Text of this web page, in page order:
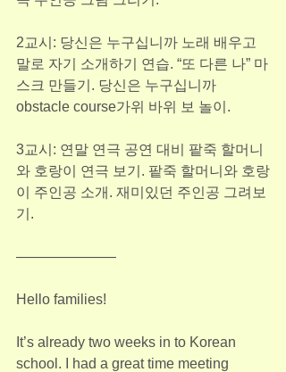
2교시: 당신은 누구십니까 노래 배우고
말로 자기 소개하기 연습. “또 다른 나” 마
스크 만들기. 당신은 누구십니까
obstacle course가위 바위 보 놀이.
3교시: 연말 연극 공연 대비 팥죽 할머니
와 호랑이 연극 보기. 팥죽 할머니와 호랑
이 주인공 소개. 재미있던 주인공 그려보
기.
———————
Hello families!
It’s already two weeks in to Korean
school. I had a great time meeting